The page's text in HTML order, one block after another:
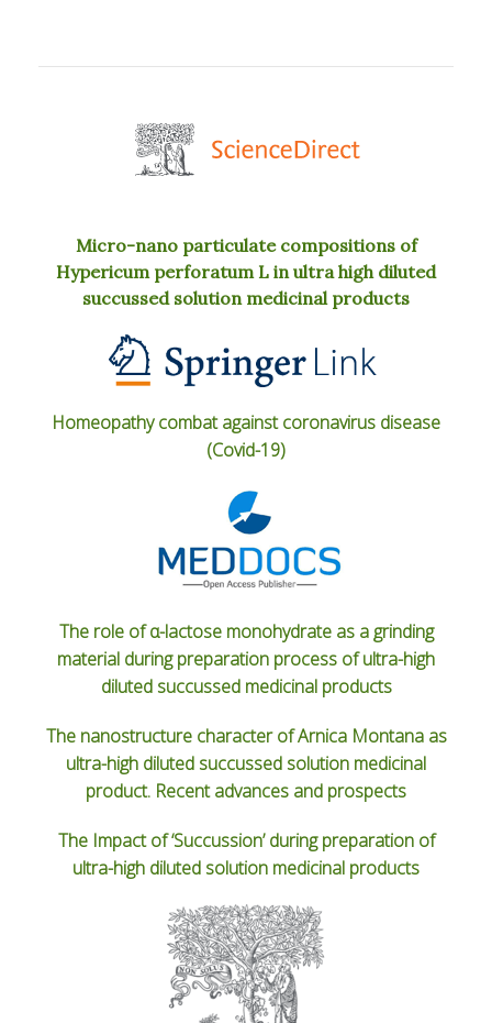
Micro-nano particulate compositions of
Hypericum perforatum L in ultra high diluted
succussed solution medicinal products
Homeopathy combat against coronavirus disease
(Covid-19)
The role of α-lactose monohydrate as a grinding
material during preparation process of ultra-high
diluted succussed medicinal products
The nanostructure character of Arnica Montana as
ultra-high diluted succussed solution medicinal
product. Recent advances and prospects
The Impact of ‘Succussion’ during preparation of
ultra-high diluted solution medicinal products